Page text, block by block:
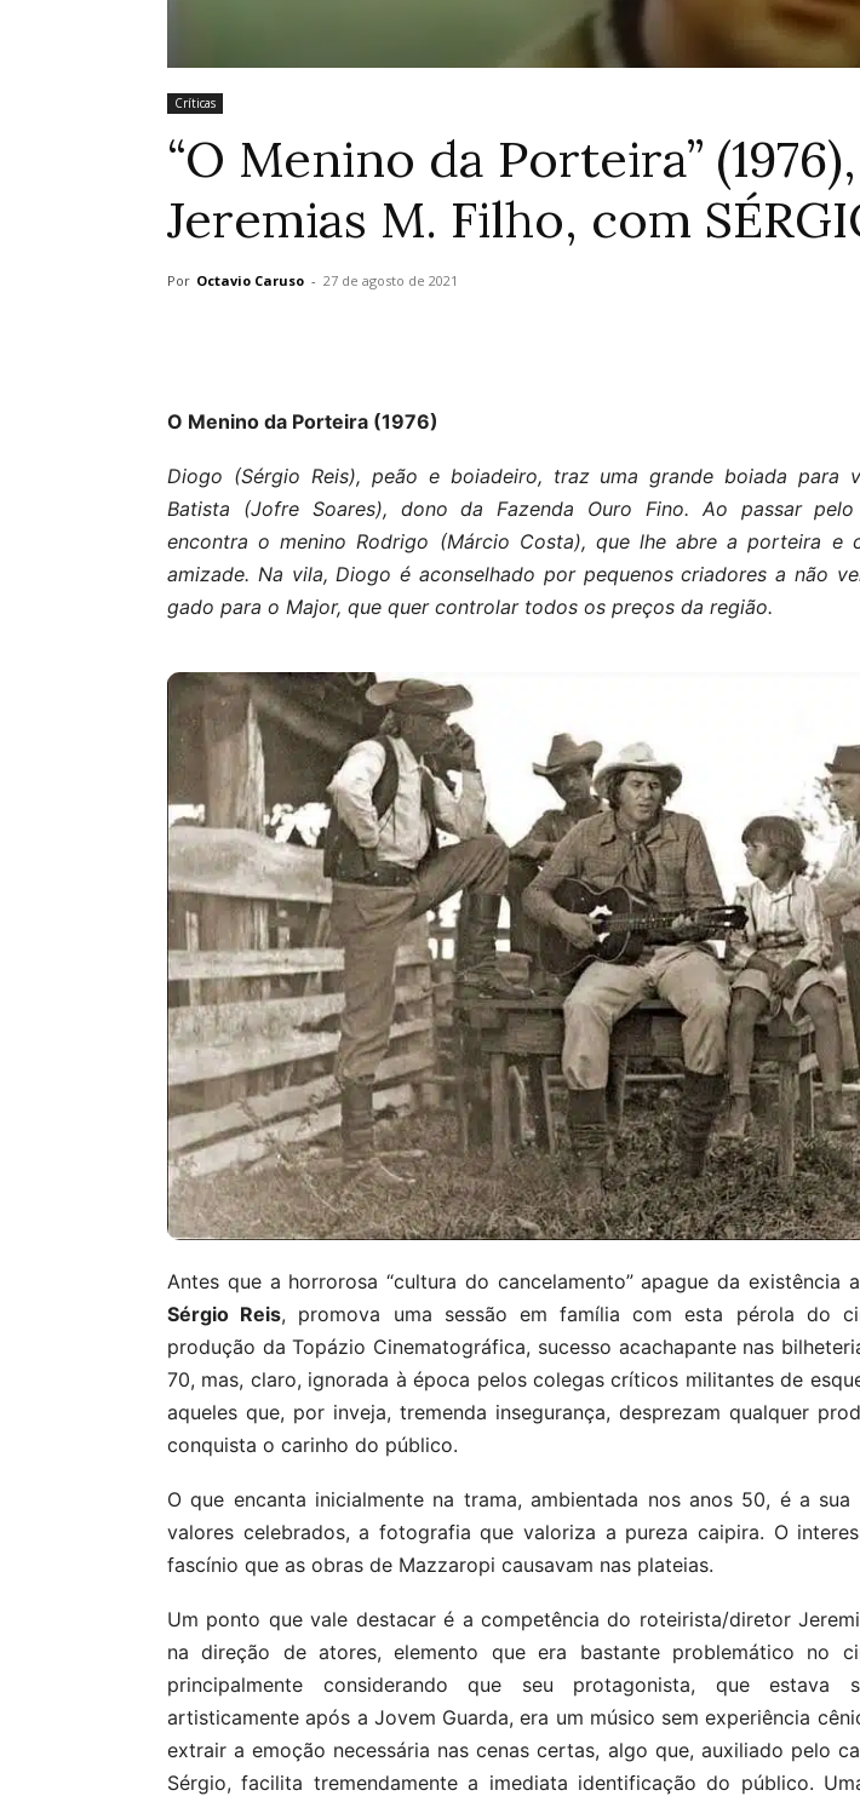
Críticas
“O Menino da Porteira”
Jeremias M. Filho, com
Por Octavio Caruso - 27 de agosto de 2021
O Menino da Porteira (1976)
Diogo (Sérgio Reis), peão e boiadeiro, traz uma grande boiada para
Batista (Jofre Soares), dono da Fazenda Ouro Fino. Ao passar pelo
encontra o menino Rodrigo (Márcio Costa), que lhe abre a porteira e
amizade. Na vila, Diogo é aconselhado por pequenos criadores a não
gado para o Major, que quer controlar todos os preços da região.
Antes que a horrorosa “cultura do cancelamento” apague da existência
Sérgio Reis, promova uma sessão em família com esta pérola do
produção da Topázio Cinematográfica, sucesso acachapante nas
70, mas, claro, ignorada à época pelos colegas críticos militantes de
aqueles que, por inveja, tremenda insegurança, desprezam qualquer
conquista o carinho do público.
O que encanta inicialmente na trama, ambientada nos anos 50, é a sua
valores celebrados, a fotografia que valoriza a pureza caipira. O
fascínio que as obras de Mazzaropi causavam nas plateias.
Um ponto que vale destacar é a competência do roteirista/diretor
na direção de atores, elemento que era bastante problemático no
principalmente considerando que seu protagonista, que estava
artisticamente após a Jovem Guarda, era um músico sem experiência
extrair a emoção necessária nas cenas certas, algo que, auxiliado pelo
Sérgio, facilita tremendamente a imediata identificação do público.